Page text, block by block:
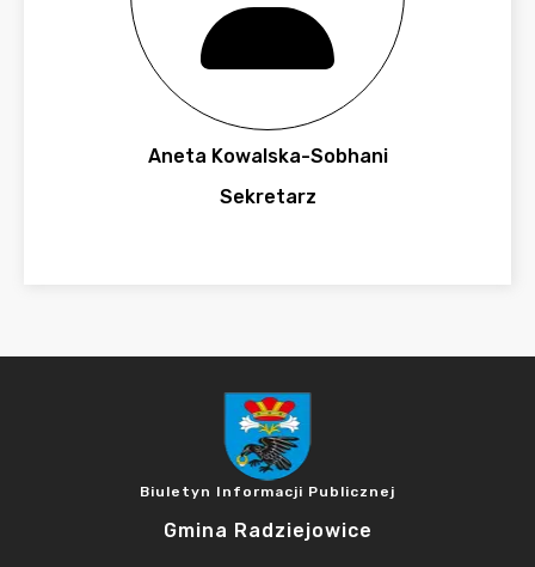
Aneta Kowalska-Sobhani
Sekretarz
Biuletyn Informacji Publicznej
Gmina Radziejowice